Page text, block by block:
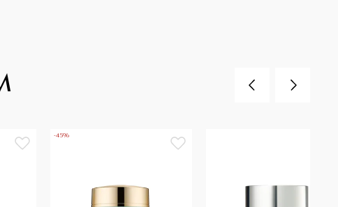
-45%